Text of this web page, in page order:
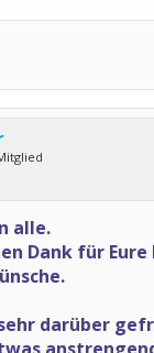
alle.
Dank für Eure
darüber